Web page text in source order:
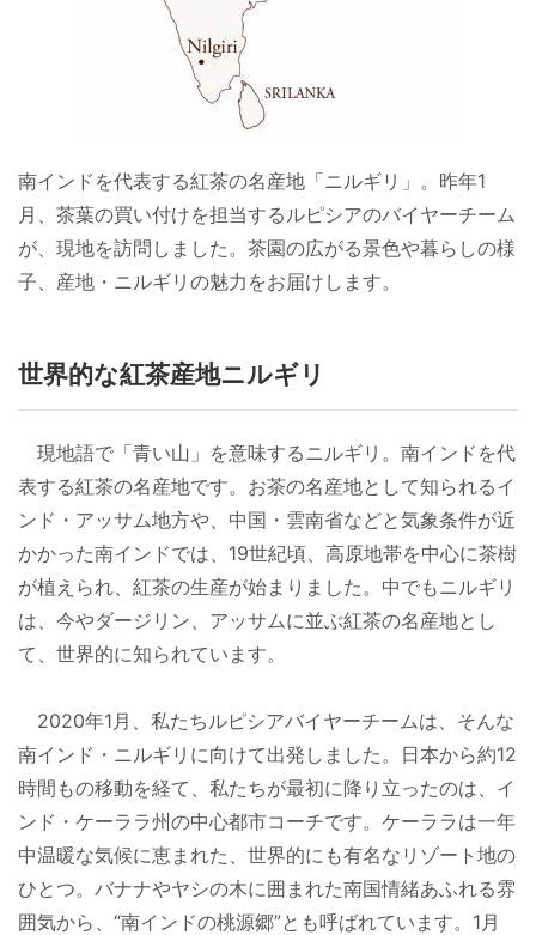
南インドを代表する紅茶の名産地「ニルギリ」。昨年1
月、茶葉の買い付けを担当するルピシアのバイヤーチーム
が、現地を訪問しました。茶園の広がる景色や暮らしの様
子、産地・ニルギリの魅力をお届けします。
世界的な紅茶産地ニルギリ
現地語で「青い山」を意味するニルギリ。南インドを代
表する紅茶の名産地です。お茶の名産地として知られるイ
ンド・アッサム地方や、中国・雲南省などと気象条件が近
かかった南インドでは、19世紀頃、高原地帯を中心に茶樹
が植えられ、紅茶の生産が始まりました。中でもニルギリ
は、今やダージリン、アッサムに並ぶ紅茶の名産地とし
て、世界的に知られています。
2020年1月、私たちルピシアバイヤーチームは、そんな
南インド・ニルギリに向けて出発しました。日本から約12
時間もの移動を経て、私たちが最初に降り立ったのは、イ
ンド・ケーララ州の中心都市コーチです。ケーララは一年
中温暖な気候に恵まれた、世界的にも有名なリゾート地の
ひとつ。バナナやヤシの木に囲まれた南国情緒あふれる雰
囲気から、“南インドの桃源郷”とも呼ばれています。1月